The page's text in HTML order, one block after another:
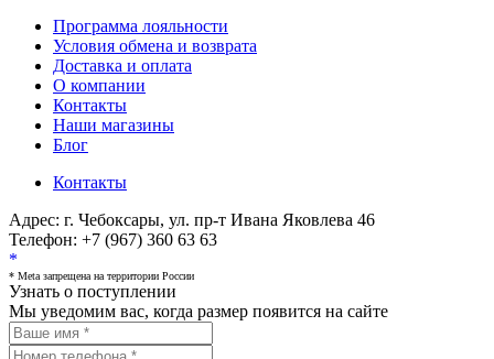
Программа лояльности
Условия обмена и возврата
Доставка и оплата
О компании
Контакты
Наши магазины
Блог
Контакты
Адрес: г. Чебоксары, ул. пр-т Ивана Яковлева 46
Телефон: +7 (967) 360 63 63
*
* Meta запрещена на территории России
Узнать о поступлении
Мы уведомим вас, когда размер появится на сайте